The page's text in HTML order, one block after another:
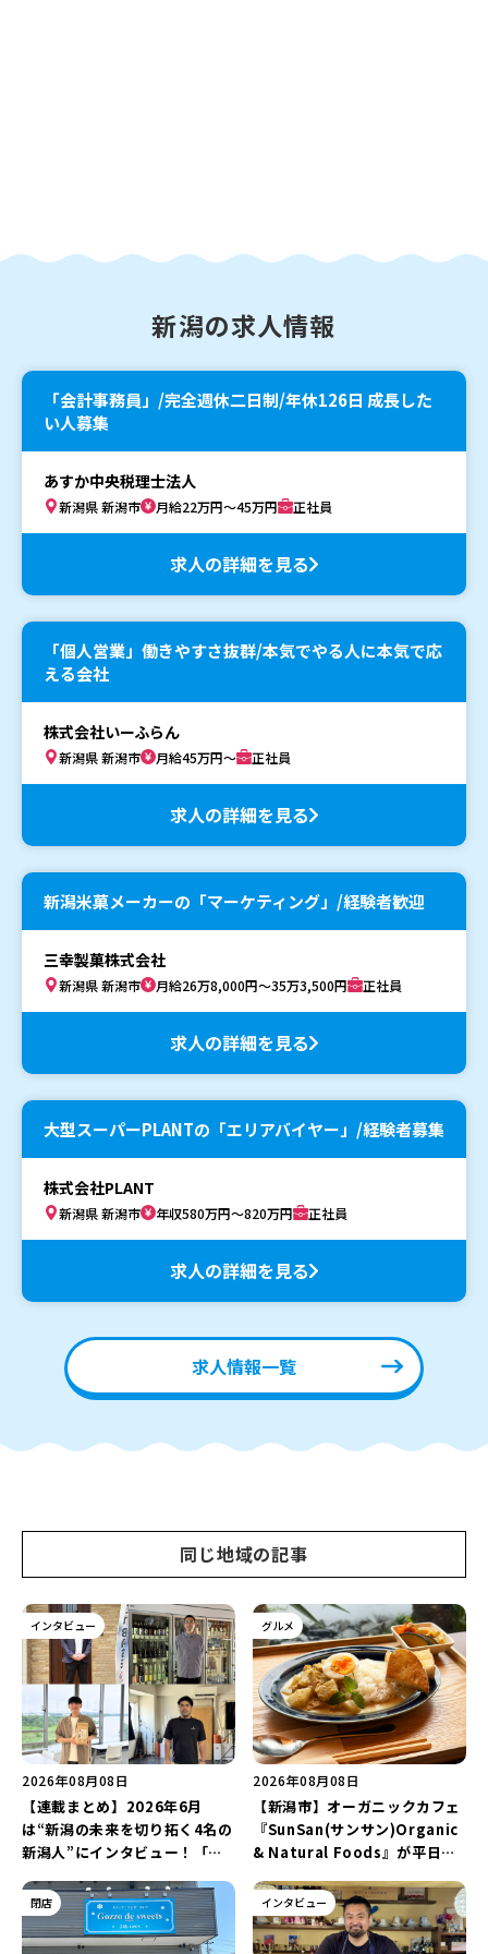
新潟の求人情報
「会計事務員」/完全週休二日制/年休126日 成長した
い人募集
あすか中央税理士法人
新潟県 新潟市 月給22万円～45万円 正社員
求人の詳細を見る
「個人営業」働きやすさ抜群/本気でやる人に本気で応
える会社
株式会社いーふらん
新潟県 新潟市 月給45万円～ 正社員
求人の詳細を見る
新潟米菓メーカーの「マーケティング」/経験者歓迎
三幸製菓株式会社
新潟県 新潟市 月給26万8,000円～35万3,500円 正社員
求人の詳細を見る
大型スーパーPLANTの「エリアバイヤー」/経験者募集
株式会社PLANT
新潟県 新潟市 年収580万円～820万円 正社員
求人の詳細を見る
求人情報一覧
同じ地域の記事
インタビュー
2026年08月08日
【連載まとめ】2026年6月
は“新潟の未来を切り拓く4名の
新潟人”にインタビュー！「学
トグラファー」など要チェック
♪
グルメ
2026年08月08日
【新潟市】オーガニックカフェ
『SunSan(サンサン)Organic
& Natural Foods』が平日ラ
「抗酸化☆レモンチキンカレ
ー」と「美容と健康を考えたプ
レートランチ」を実食レポート
閉店 インタビュー